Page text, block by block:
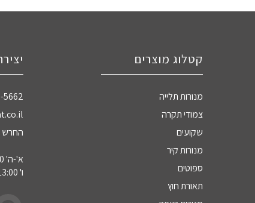
קטלוג מוצרים
מנורות תלייה
צמודי תקרה
שקועים
מנורות קיר
ספוטים
תאורת חוץ
5662‏
החרש 9 אזה"ת חדרה
א'-ה' 09:00-18:00
ו' 09:00-13:00